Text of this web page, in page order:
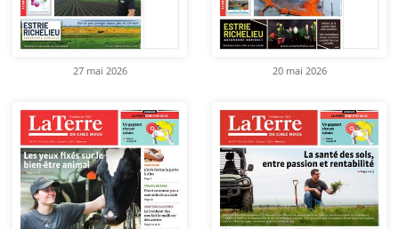
27 mai 2026 20 mai 2026